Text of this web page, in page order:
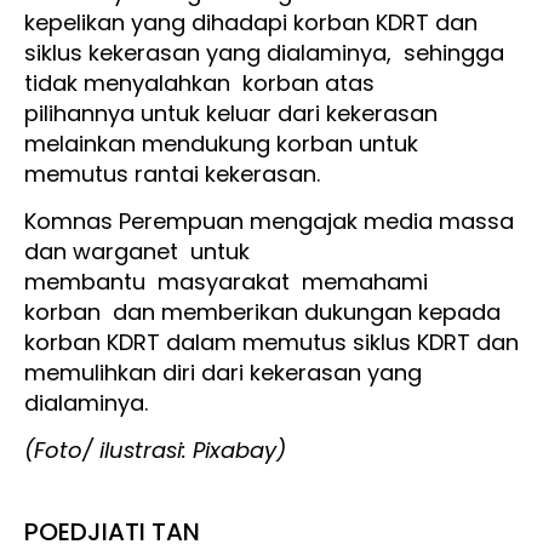
kepelikan yang dihadapi korban KDRT dan
siklus kekerasan yang dialaminya, sehingga
tidak menyalahkan korban atas
pilihannya untuk keluar dari kekerasan
melainkan mendukung korban untuk
memutus rantai kekerasan.
Komnas Perempuan mengajak media massa
dan warganet untuk
membantu masyarakat memahami
korban dan memberikan dukungan kepada
korban KDRT dalam memutus siklus KDRT dan
memulihkan diri dari kekerasan yang
dialaminya.
(Foto/ ilustrasi: Pixabay)
POEDJIATI TAN